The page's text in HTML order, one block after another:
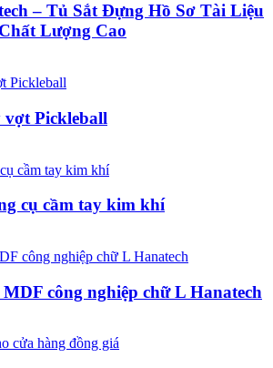
– Tủ Sắt Đựng Hồ Sơ Tài Liệu
Lượng Cao
Pickleball
cụ cầm tay kim khí
công nghiệp chữ L Hanatech